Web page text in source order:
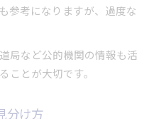
参考になりますが、過度な
局など公的機関の情報も活
ことが大切です。
分け方